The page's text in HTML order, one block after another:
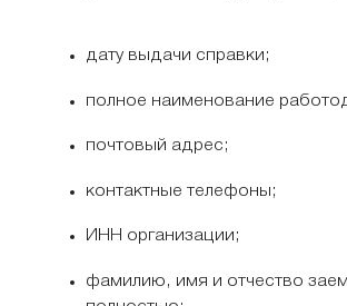
дату выдачи справки;
полное наименование
почтовый адрес;
контактные телефоны;
ИНН организации;
фамилию, имя и отчество